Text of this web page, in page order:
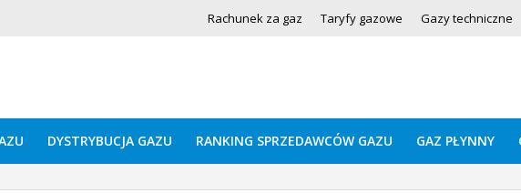
Rachunek za gaz Taryfy gazowe Gazy techniczne
DYSTRYBUCJA GAZU RANKING SPRZEDAWCÓW GAZU GAZ PŁYNNY